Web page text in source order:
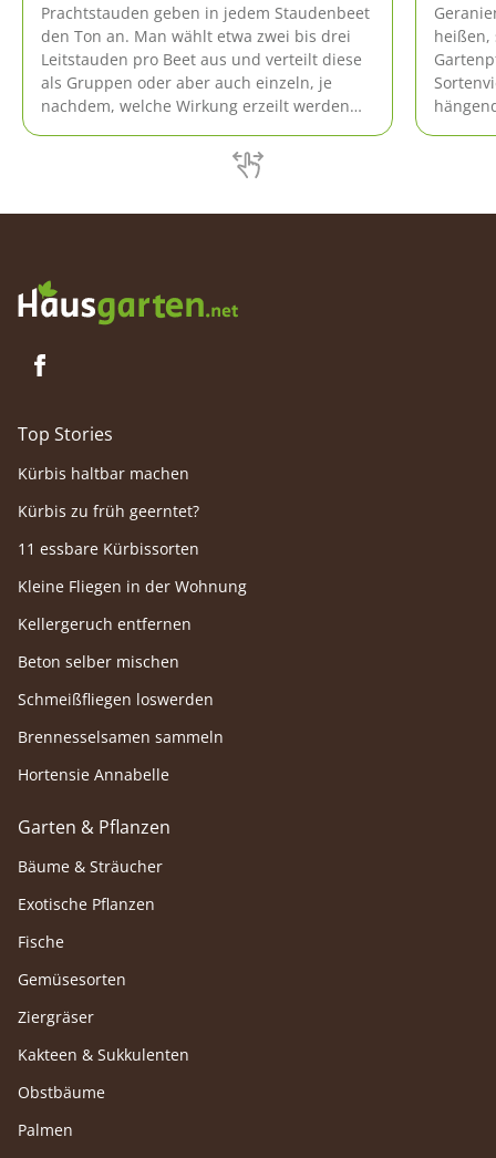
Prachtstauden geben in jedem Staudenbeet
den Ton an. Man wählt etwa zwei bis drei
Leitstauden pro Beet aus und verteilt diese
als Gruppen oder aber auch einzeln, je
nachdem, welche Wirkung erzeilt werden
dominant bleiben. Begleitstauden ordnen
sich dagegen unter, sind nicht dominant.
heißen,
Top Stories
Kürbis haltbar machen
Kürbis zu früh geerntet?
11 essbare Kürbissorten
Kleine Fliegen in der Wohnung
Kellergeruch entfernen
Beton selber mischen
Schmeißfliegen loswerden
Brennesselsamen sammeln
Hortensie Annabelle
Garten & Pflanzen
Bäume & Sträucher
Exotische Pflanzen
Fische
Gemüsesorten
Ziergräser
Kakteen & Sukkulenten
Obstbäume
Palmen